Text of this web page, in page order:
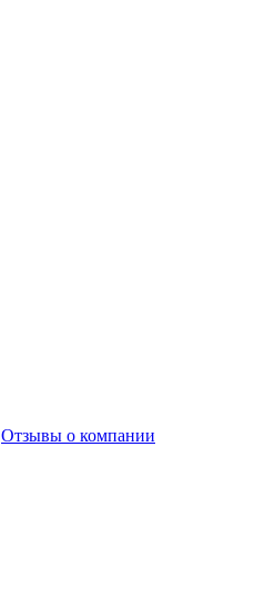
Отзывы о компании